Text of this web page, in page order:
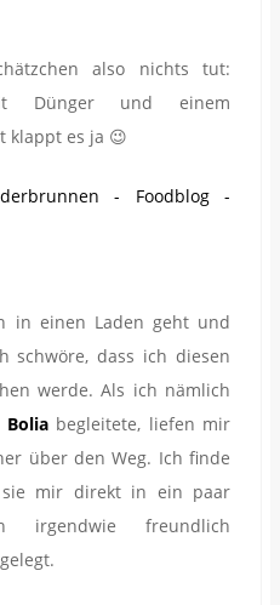
also nichts tut:
Dünger und einem
klappt es ja 😉
in einen Laden geht und
schwöre, dass ich diesen
werde. Als ich nämlich
Bolia begleitete, liefen mir
über den Weg. Ich finde
mir direkt in ein paar
irgendwie freundlich